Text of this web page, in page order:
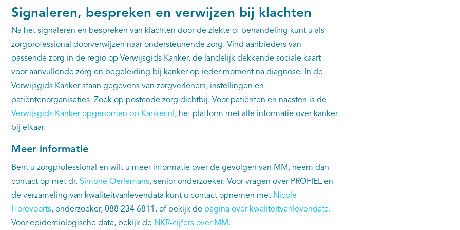
Signaleren, bespreken en verwijzen bij klachten
Na het signaleren en bespreken van klachten door de ziekte of behandeling kunt u als
zorgprofessional doorverwijzen naar ondersteunende zorg. Vind aanbieders van
passende zorg in de regio op Verwijsgids Kanker, de landelijk dekkende sociale kaart
voor aanvullende zorg en begeleiding bij kanker op ieder moment na diagnose. In de
Verwijsgids Kanker staan gegevens van zorgverleners, instellingen en
patiëntenorganisaties. Zoek op postcode zorg dichtbij. Voor patiënten en naasten is de
Verwijsgids Kanker opgenomen op Kanker.nl , het platform met alle informatie over kanker
bij elkaar.
Meer informatie
Bent u zorgprofessional en wilt u meer informatie over de gevolgen van MM, neem dan
contact op met dr. Simone Oerlemans, senior onderzoeker. Voor vragen over PROFIEL en
de verzameling van kwaliteitvanlevendata kunt u contact opnemen met Nicole
Horevoorts, onderzoeker, 088 234 6811, of bekijk de pagina over kwaliteitvanlevendata.
Voor epidemiologische data, bekijk de NKR-cijfers over MM.